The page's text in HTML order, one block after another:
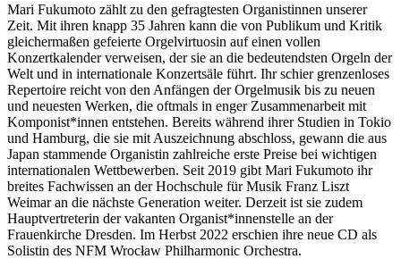
Mari Fukumoto zählt zu den gefragtesten Organistinnen unserer
Zeit. Mit ihren knapp 35 Jahren kann die von Publikum und Kritik
gleichermaßen gefeierte Orgelvirtuosin auf einen vollen
Konzertkalender verweisen, der sie an die bedeutendsten Orgeln der
Welt und in internationale Konzertsäle führt. Ihr schier grenzenloses
Repertoire reicht von den Anfängen der Orgelmusik bis zu neuen
und neuesten Werken, die oftmals in enger Zusammenarbeit mit
Komponist*innen entstehen. Bereits während ihrer Studien in Tokio
und Hamburg, die sie mit Auszeichnung abschloss, gewann die aus
Japan stammende Organistin zahlreiche erste Preise bei wichtigen
internationalen Wettbewerben. Seit 2019 gibt Mari Fukumoto ihr
breites Fachwissen an der Hochschule für Musik Franz Liszt
Weimar an die nächste Generation weiter. Derzeit ist sie zudem
Hauptvertreterin der vakanten Organist*innenstelle an der
Frauenkirche Dresden. Im Herbst 2022 erschien ihre neue CD als
Solistin des NFM Wrocław Philharmonic Orchestra.